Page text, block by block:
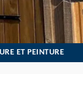
ET PEINTURE